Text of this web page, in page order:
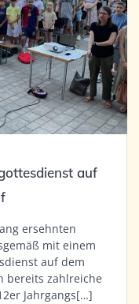
auf
ersehnten
mit einem
auf dem
bereits zahlreiche
Jahrgangs[…]